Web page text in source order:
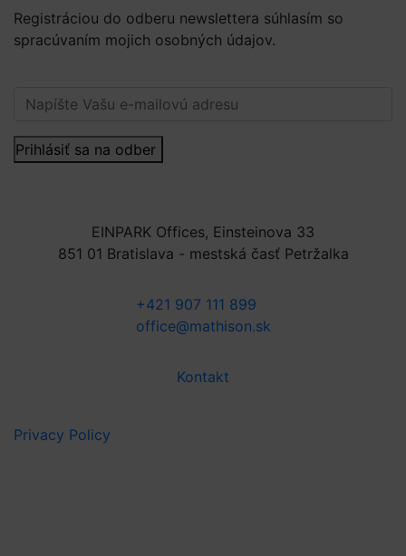
Registráciou do odberu newslettera súhlasím so
spracúvaním mojich osobných údajov.
Prihlásiť sa na odber
EINPARK Offices, Einsteinova 33
851 01 Bratislava - mestská časť Petržalka
+421 907 111 899
office@mathison.sk
Kontakt
Privacy Policy